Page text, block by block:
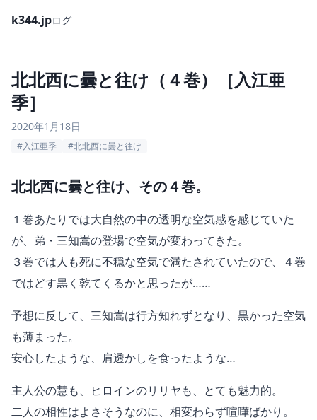
k344.jpログ
北北西に曇と往け（４巻）［入江亜
季］
2020年1月18日
#入江亜季 #北北西に曇と往け
北北西に曇と往け、その４巻。
１巻あたりでは大自然の中の透明な空気感を感じていた
が、弟・三知嵩の登場で空気が変わってきた。
３巻では人も死に不穏な空気で満たされていたので、４巻
ではどす黒く乾てくるかと思ったが……
予想に反して、三知嵩は行方知れずとなり、黒かった空気
も薄まった。
安心したような、肩透かしを食ったような…
主人公の慧も、ヒロインのリリヤも、とても魅力的。
二人の相性はよさそうなのに、相変わらず喧嘩ばかり。